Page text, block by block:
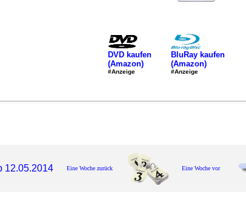
DVD kaufen
(Amazon)
#Anzeige
BluRay kaufen
(Amazon)
#Anzeige
Eine Woche zurück Eine Woche vor